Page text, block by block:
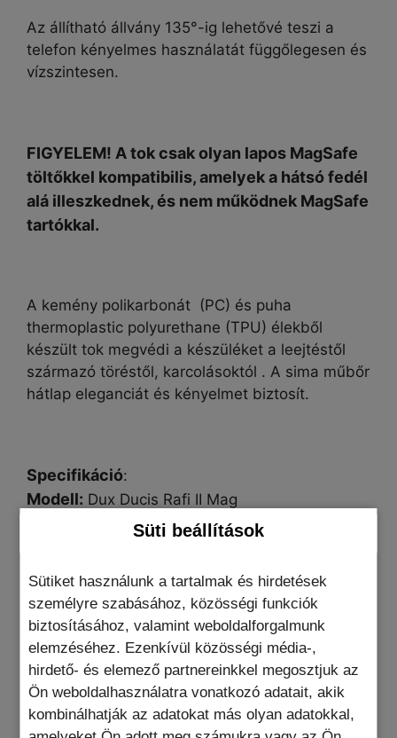
Süti beállítások
Sütiket használunk a tartalmak és hirdetések
személyre szabásához, közösségi funkciók
biztosításához, valamint weboldalforgalmunk
elemzéséhez. Ezenkívül közösségi média-,
hirdető- és elemező partnereinkkel megosztjuk az
Ön weboldalhasználatra vonatkozó adatait, akik
kombinálhatják az adatokat más olyan adatokkal,
Az állítható állvány 135°-ig lehetővé teszi a
telefon kényelmes használatát függőlegesen és
vízszintesen.
FIGYELEM! A tok csak olyan lapos MagSafe
töltőkkel kompatibilis, amelyek a hátsó fedél
alá illeszkednek, és nem működnek MagSafe
tartókkal.
A kemény polikarbonát (PC) és puha
thermoplastic polyurethane (TPU) élekből
készült tok megvédi a készüléket a leejtéstől
származó töréstől, karcolásoktól . A sima műbőr
hátlap eleganciát és kényelmet biztosít.
Specifikáció:
Modell: Dux Ducis Rafi II Mag
polikarbonát (PC) + thermoplastic
Állítható állvány: 135°, függőleges és
vízszintes
Kompatibilitás:
MagSafe-kompatibilis lapos
töltők, nem támogatják a MagSafe-
kompatibilis tartókat